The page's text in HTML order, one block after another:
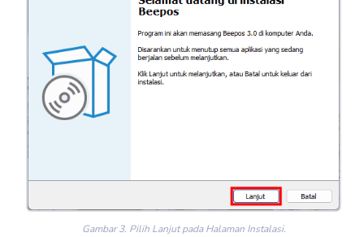
Gambar 3. Pilih Lanjut pada Halaman Instalasi.